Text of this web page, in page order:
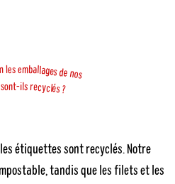
lesemballagesdenos
sont-ilsrecyclés?
étiquettes sont recyclés. Notre
tandis que les filets et les